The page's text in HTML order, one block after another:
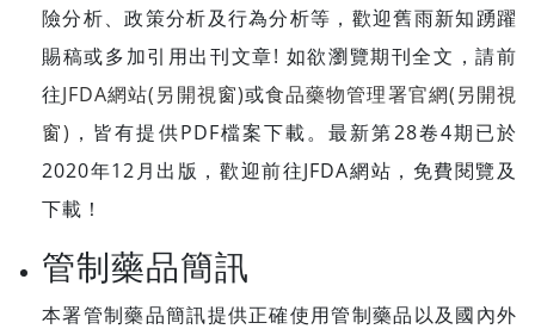
險分析、政策分析及行為分析等，歡迎舊雨新知踴躍
賜稿或多加引用出刊文章! 如欲瀏覽期刊全文，請前
往JFDA網站(另開視窗)或食品藥物管理署官網(另開視
窗) ，皆有提供PDF檔案下載。最新第28卷4期已於
2020年12月出版，歡迎前往JFDA網站，免費閱覽及
下載！
管制藥品簡訊
本署管制藥品簡訊提供正確使用管制藥品以及國內外